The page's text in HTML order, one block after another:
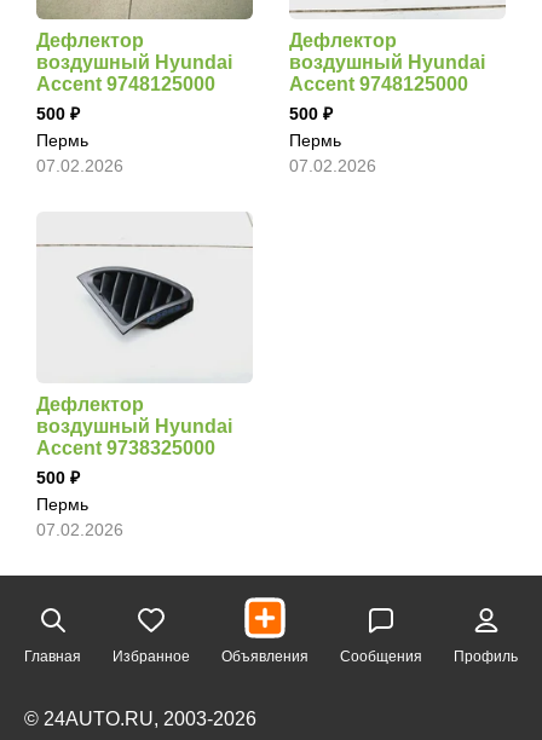
Дефлектор
воздушный Hyundai
Accent 9748125000
500
Пермь
07.02.2026
Дефлектор
воздушный Hyundai
Accent 9748125000
500
Пермь
07.02.2026
Дефлектор
воздушный Hyundai
Accent 9738325000
500
Пермь
07.02.2026
Главная Избранное Объявления Сообщения Профиль
© 24AUTO.RU, 2003-2026